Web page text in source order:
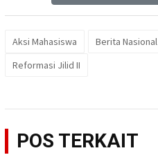
Aksi Mahasiswa Berita Nasional
Reformasi Jilid II
POS TERKAIT